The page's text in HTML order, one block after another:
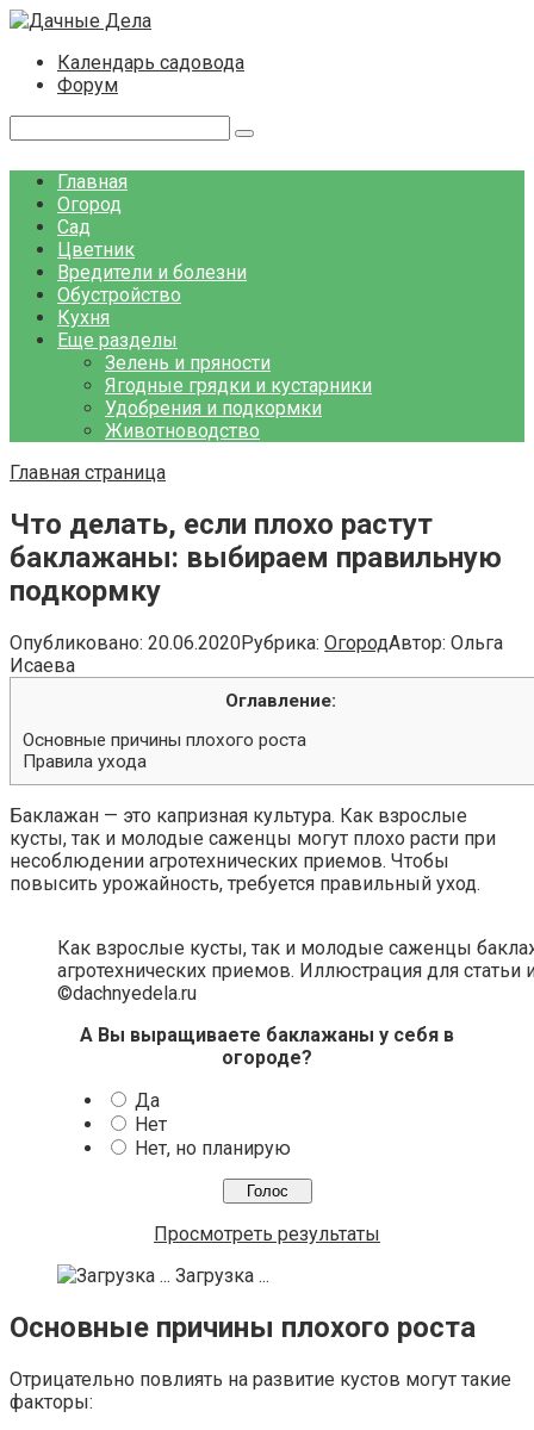
Перейти
контентуКалендарь садовода
Форум
Главная
Огород
Сад
Цветник
Вредители и болезни
Обустройство
Кухня
Еще разделы
Зелень и пряности
Ягодные грядки и кустарники
Удобрения и подкормки
Животноводство
Главная страница
Что делать, если плохо растут
баклажаны: выбираем правильную
подкормку
Опубликовано: 20.06.2020Рубрика: ОгородАвтор: Ольга
Исаева
Оглавление:
Основные причины плохого роста
Правила ухода
Баклажан — это капризная культура. Как взрослые
кусты, так и молодые саженцы могут плохо расти при
несоблюдении агротехнических приемов. Чтобы
повысить урожайность, требуется правильный уход.
Как взрослые кусты, так и молодые саженцы
агротехнических приемов. Иллюстрация для статьи
©dachnyedela.ru
А Вы выращиваете баклажаны у себя в
огороде?
Да
Нет
Нет, но планирую
Просмотреть результаты
Загрузка ...
Основные причины плохого роста
Отрицательно повлиять на развитие кустов могут такие
факторы: